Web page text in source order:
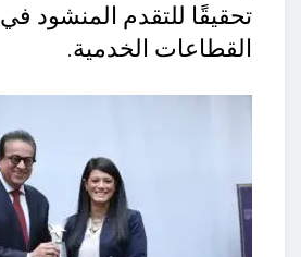
تحقيقًا للتقدم المنشود
القطاعات الخدمية.